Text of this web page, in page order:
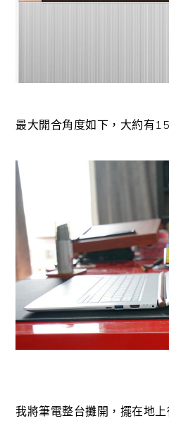
最大開合角度如下，大約有
我將筆電整台攤開，擺在地